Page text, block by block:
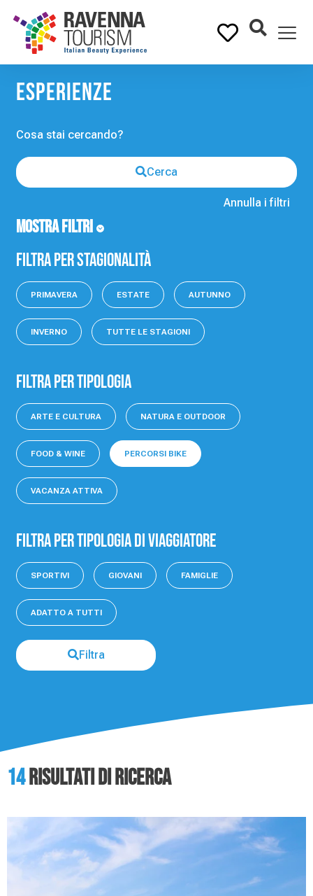
Esperienze
Cerca
Annulla i filtri
MOSTRA FILTRI
Filtra per stagionalità
PRIMAVERA ESTATE AUTUNNO
INVERNO TUTTE LE STAGIONI
Filtra per tipologia
ARTE E CULTURA NATURA E OUTDOOR
FOOD & WINE PERCORSI BIKE
VACANZA ATTIVA
Filtra per tipologia di viaggiatore
SPORTIVI GIOVANI FAMIGLIE
ADATTO A TUTTI
Filtra
14Risultati di ricerca